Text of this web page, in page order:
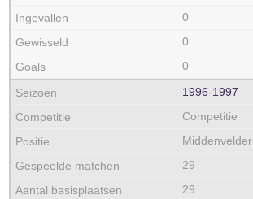
0
0
0
1996‑1997
Competitie
Middenvelder
29
29